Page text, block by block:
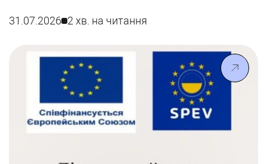
Ради ветеранів війни за незалежність України,
публічного управління та залучення до
формування державних політик.
31.07.2026 2 хв. на читання